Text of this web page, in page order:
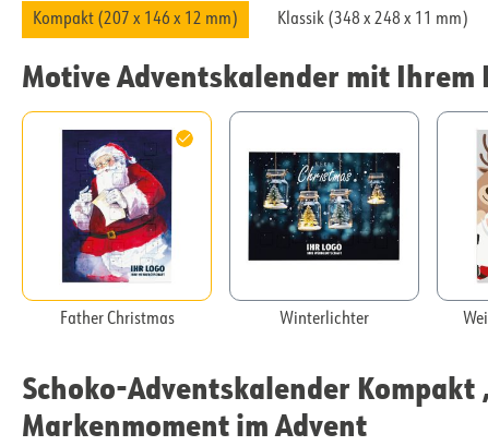
Kompakt (207 x 146 x 12 mm) Klassik (348 x 248 x 11 mm)
Motive Adventskalender mit Ihrem
Father Christmas Winterlichter
Schoko-Adventskalender
Markenmoment im Advent